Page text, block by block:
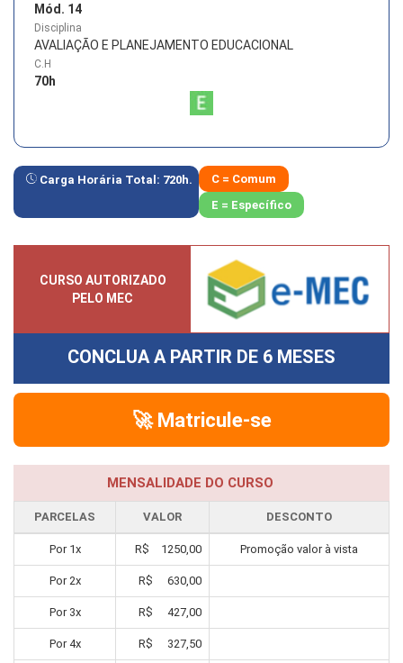
Mód. 14
Disciplina
AVALIAÇÃO E PLANEJAMENTO EDUCACIONAL
C.H
70h
Carga Horária Total: 720h.
C = Comum
E = Específico
CURSO AUTORIZADO
PELO MEC
CONCLUA A PARTIR DE 6 MESES
🚀 Matricule-se
MENSALIDADE DO CURSO
PARCELAS VALOR DESCONTO
Por 1x R$ 1250,00 Promoção valor à vista
Por 2x R$ 630,00
Por 3x R$ 427,00
Por4x R$ 327,50